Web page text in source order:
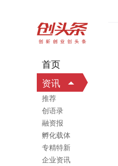
首页
资讯
推荐
创语录
融资报
孵化载体
专精特新
企业资讯